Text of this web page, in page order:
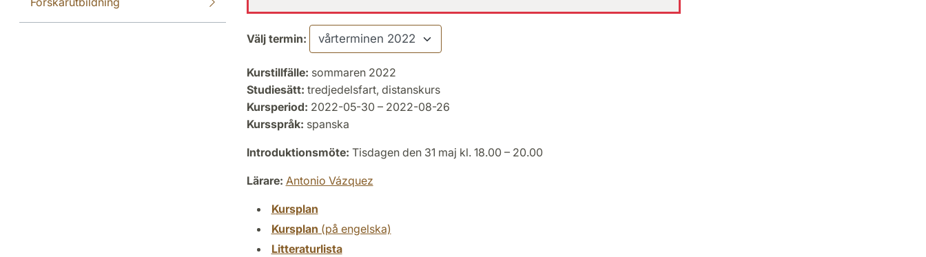
Välj termin:
Kurstillfälle: sommaren 2022
Studiesätt: tredjedelsfart, distanskurs
Kursperiod: 2022-05-30 – 2022-08-26
Kursspråk: spanska
Introduktionsmöte: Tisdagen den 31 maj kl. 18.00 – 20.00
Lärare: Antonio Vázquez
Kursplan
Kursplan (på engelska)
Litteraturlista